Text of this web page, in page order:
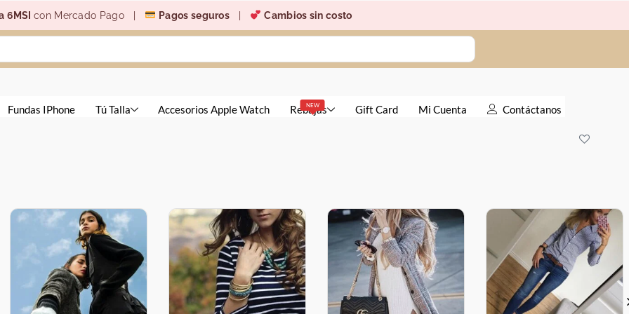
6MSIcon Mercado Pago | Pagos seguros Cambios sin costo
Fundas IPhone Tú Talla Accesorios Apple Watch NEW
Rebajas Gift Card Mi Cuenta Contáctanos